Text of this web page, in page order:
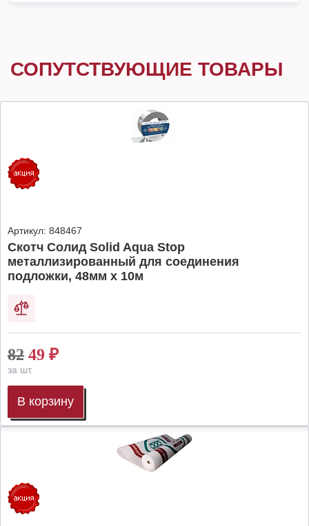
СОПУТСТВУЮЩИЕ ТОВАРЫ
Артикул: 848467
Скотч Солид Solid Aqua Stop
металлизированный для соединения
подложки, 48мм х 10м
82 49 ₽
за шт.
В корзину